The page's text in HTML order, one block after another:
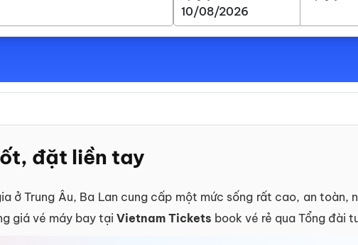
đặt liền tay
ở Trung Âu, Ba Lan cung cấp một mức sống rất cao, an toàn,
giá vé máy bay tại Vietnam Tickets book vé rẻ qua Tổng đài